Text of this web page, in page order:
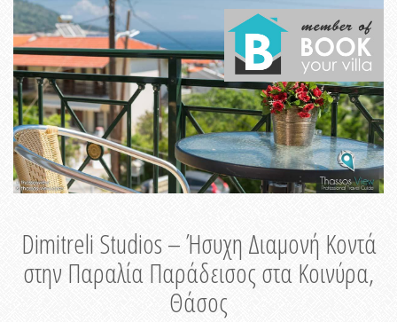
Dimitreli Studios – Ήσυχη Διαμονή Κοντά
στην Παραλία Παράδεισος στα Κοινύρα,
Θάσος